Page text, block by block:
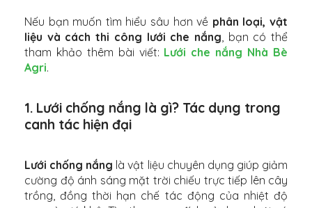
Nếu bạn muốn tìm hiểu sâu hơn về phân loại, vật
liệu và cách thi công lưới che nắng, bạn có thể
tham khảo thêm bài viết: Lưới che nắng Nhà Bè
Agri.
1. Lưới chống nắng là gì? Tác dụng trong
canh tác hiện đại
Lưới chống nắng là vật liệu chuyên dụng giúp giảm
cường độ ánh sáng mặt trời chiếu trực tiếp lên cây
trồng, đồng thời hạn chế tác động của nhiệt độ